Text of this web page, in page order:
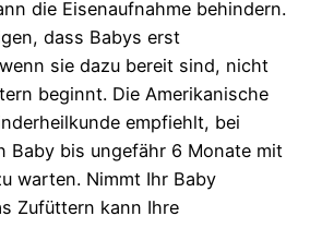
die Eisenaufnahme behindern.
dass Babys erst
sie dazu bereit sind, nicht
beginnt. Die Amerikanische
empfiehlt, bei
Baby bis ungefähr 6 Monate mit
warten. Nimmt Ihr Baby
Zufüttern kann Ihre